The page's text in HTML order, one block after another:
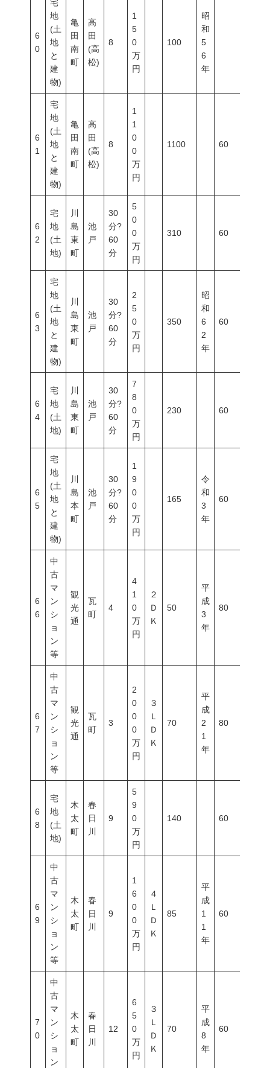
6
0
宅
地
(土
地
と
建
物)
亀
田
南
町
高
田
(高
松)
8
1
5
0
万
円
100
昭
和
5
6
年
6
1
宅
地
(土
地
と
建
物)
亀
田
南
町
高
田
(高
松)
8
1
1
0
0
万
円
1100 60
6
2
宅
地
(土
地)
川
島
東
町
池
戸
30
分?
60
分
5
0
0
万
円
310 60
6
3
宅
地
(土
地
と
建
物)
川
島
東
町
池
戸
30
分?
60
分
2
5
0
万
円
350
昭
和
6
2
年
60
6
4
宅
地
(土
地)
川
島
東
町
池
戸
30
分?
60
分
7
8
0
万
円
230 60
6
5
宅
地
(土
地
と
建
物)
川
島
本
町
池
戸
30
分?
60
分
1
9
0
0
万
円
165
令
和
3
年
60
6
6
中
古
マ
ン
シ
ョ
ン
等
観
光
通
瓦
町
4
4
1
0
万
円
２
Ｄ
Ｋ
50
平
成
3
年
80
6
7
中
古
マ
ン
シ
ョ
ン
等
観
光
通
瓦
町
3
2
0
0
0
万
円
３
Ｌ
Ｄ
Ｋ
70
平
成
2
1
年
80
6
8
宅
地
(土
地)
木
太
町
春
日
川
9
5
9
0
万
円
140 60
6
9
中
古
マ
ン
シ
ョ
ン
等
木
太
町
春
日
川
9
1
6
0
0
万
円
４
Ｌ
Ｄ
Ｋ
85
平
成
1
1
年
60
7
0
中
古
マ
ン
シ
ョ
ン
木
太
町
春
日
川
12
6
5
0
万
円
３
Ｌ
Ｄ
Ｋ
70
平
成
8
年
60